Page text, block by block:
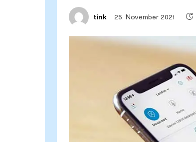
tink 25. November 2021